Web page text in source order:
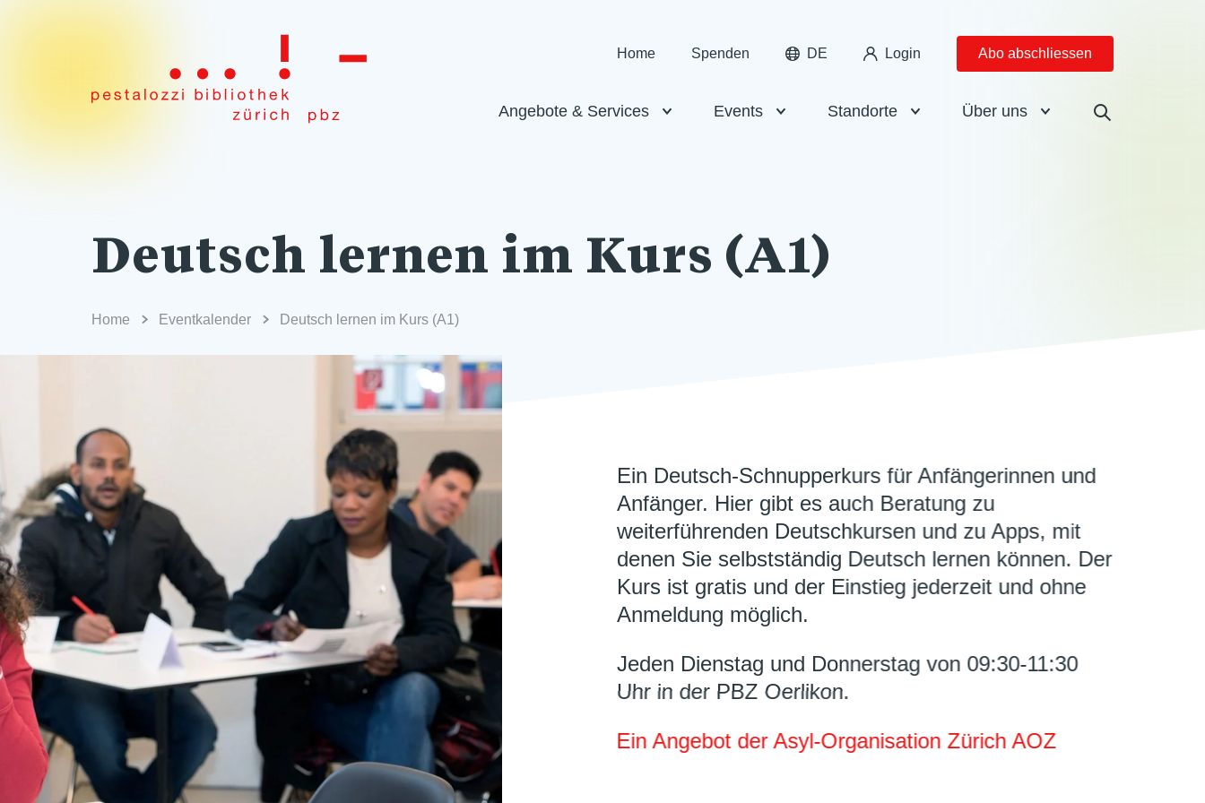
Home Spenden DE Login Abo abschliessen
Angebote & Services Events Standorte Über uns
Deutsch lernen im Kurs (A1)
Home Eventkalender Deutsch lernen im Kurs (A1)
Ein Deutsch-Schnupperkurs für Anfängerinnen und
Anfänger. Hier gibt es auch Beratung zu
weiterführenden Deutschkursen und zu Apps, mit
denen Sie selbstständig Deutsch lernen können. Der
Kurs ist gratis und der Einstieg jederzeit und ohne
Anmeldung möglich.
Jeden Dienstag und Donnerstag von 09:30-11:30
Uhr in der PBZ Oerlikon.
Ein Angebot der Asyl-Organisation Zürich AOZ